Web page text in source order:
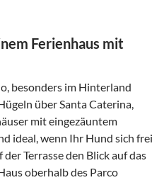
Ferienhaus mit
besonders im Hinterland
über Santa Caterina,
mit eingezäuntem
ideal, wenn Ihr Hund sich frei
Terrasse den Blick auf das
oberhalb des Parco